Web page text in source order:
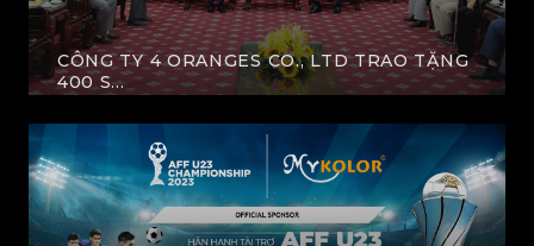
CÔNG TY 4 ORANGES CO., LTD TRAO TẶNG
400 S...
XEM THÊM